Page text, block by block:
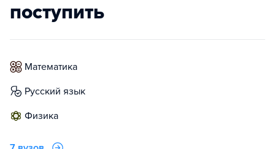
поступить
математика
русский язык
физика